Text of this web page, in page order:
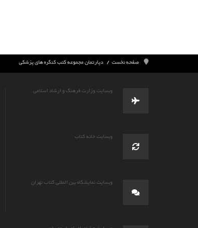
صفحه نخست دپارتمان مجموعه کتب کنگره های پزشکی
وبسایت وزارت فرهنگ و ارشاد اسلامی
وبسایت خانه کتاب
وبسایت نمایشگاه بین المللی کتاب تهران